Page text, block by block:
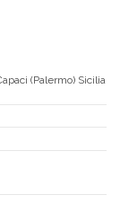
(Palermo) Sicilia